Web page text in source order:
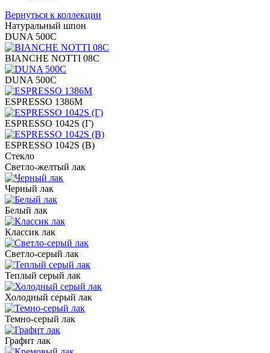
Вернуться к коллекции
Натуральный шпон
DUNA 500C
BIANCHE NOTTI 08C
DUNA 500C
ESPRESSO 1386M
ESPRESSO 1042S (Г)
ESPRESSO 1042S (В)
Стекло
Светло-желтый лак
Черный лак
Белый лак
Классик лак
Светло-серый лак
Теплый серый лак
Холодный серый лак
Темно-серый лак
Графит лак